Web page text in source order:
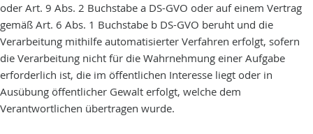
oder Art. 9 Abs. 2 Buchstabe a DS-GVO oder auf einem Vertrag
gemäß Art. 6 Abs. 1 Buchstabe b DS-GVO beruht und die
Verarbeitung mithilfe automatisierter Verfahren erfolgt, sofern
die Verarbeitung nicht für die Wahrnehmung einer Aufgabe
erforderlich ist, die im öffentlichen Interesse liegt oder in
Ausübung öffentlicher Gewalt erfolgt, welche dem
Verantwortlichen übertragen wurde.